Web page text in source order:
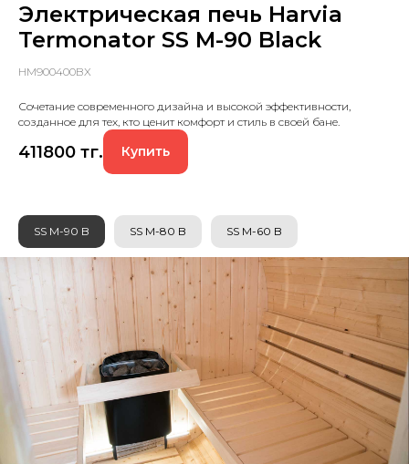
Электрическая печь Harvia
Termonator SS M-90 Black
HM900400BX
Сочетание современного дизайна и высокой эффективности,
созданное для тех, кто ценит комфорт и стиль в своей бане.
411800 тг. Купить
SS M-90 B SS M-80 B SS M-60 B